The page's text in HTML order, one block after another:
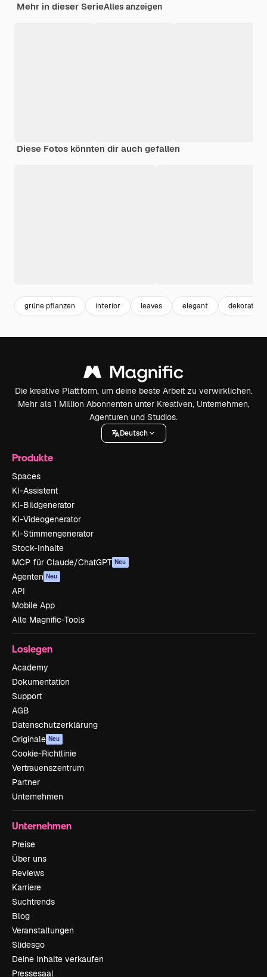
Mehr in dieser SerieAlles anzeigen
Diese Fotos könnten dir auch gefallen
grüne pflanzen interior leaves elegant dekoration
Die kreative Plattform, um deine beste Arbeit zu verwirklichen.
Mehr als 1 Million Abonnenten unter Kreativen, Unternehmen,
Agenturen und Studios.
Deutsch
Produkte
Spaces
KI-Assistent
KI-Bildgenerator
KI-Videogenerator
KI-Stimmengenerator
Stock-Inhalte
MCP für Claude/ChatGPT Neu
Agenten Neu
API
Mobile App
Alle Magnific-Tools
Loslegen
Academy
Dokumentation
Support
AGB
Datenschutzerklärung
Originale Neu
Cookie-Richtlinie
Vertrauenszentrum
Partner
Unternehmen
Unternehmen
Preise
Über uns
Reviews
Karriere
Suchtrends
Blog
Veranstaltungen
Slidesgo
Deine Inhalte verkaufen
Pressesaal